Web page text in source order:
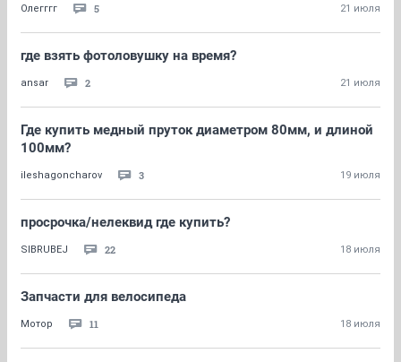
Олегггг 5 21 июля
где взять фотоловушку на время?
ansar 2 21 июля
Где купить медный пруток диаметром 80мм, и длиной
100мм?
ileshagoncharov 3 19 июля
просрочка/нелеквид где купить?
SIBRUBEJ 22 18 июля
Запчасти для велосипеда
Мотор 11 18 июля